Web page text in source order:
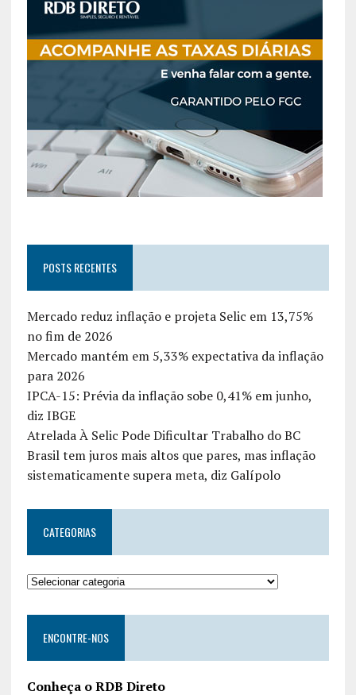
POSTS RECENTES
Mercado reduz inflação e projeta Selic em 13,75%
no fim de 2026
Mercado mantém em 5,33% expectativa da inflação
para 2026
IPCA-15: Prévia da inflação sobe 0,41% em junho,
diz IBGE
Atrelada À Selic Pode Dificultar Trabalho do BC
Brasil tem juros mais altos que pares, mas inflação
sistematicamente supera meta, diz Galípolo
CATEGORIAS
ENCONTRE-NOS
Conheça o RDB Direto